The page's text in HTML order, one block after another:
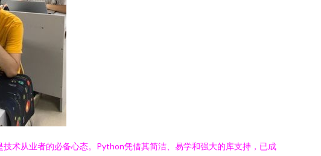
术从业者的必备心态。Python凭借其简洁、易学和强大的库支持，已成